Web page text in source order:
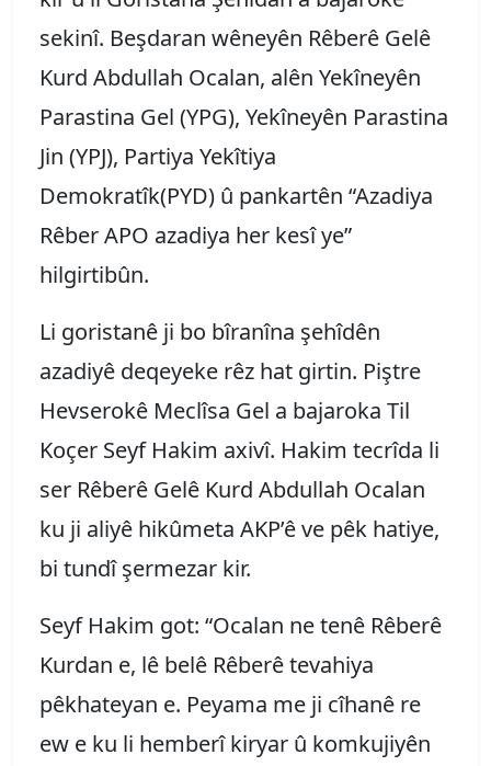
sekinî. Beşdaran wêneyên Rêberê Gelê
Kurd Abdullah Ocalan, alên Yekîneyên
Parastina Gel (YPG), Yekîneyên Parastina
Jin (YPJ), Partiya Yekîtiya
Demokratîk(PYD) û pankartên “Azadiya
Rêber APO azadiya her kesî ye”
hilgirtibûn.
Li goristanê ji bo bîranîna şehîdên
azadiyê deqeyeke rêz hat girtin. Piştre
Hevserokê Meclîsa Gel a bajaroka Til
Koçer Seyf Hakim axivî. Hakim tecrîda li
ser Rêberê Gelê Kurd Abdullah Ocalan
ku ji aliyê hikûmeta AKP’ê ve pêk hatiye,
bi tundî şermezar kir.
Seyf Hakim got: “Ocalan ne tenê Rêberê
Kurdan e, lê belê Rêberê tevahiya
pêkhateyan e. Peyama me ji cîhanê re
ew e ku li hemberî kiryar û komkujiyên